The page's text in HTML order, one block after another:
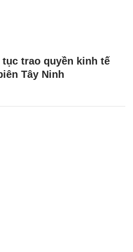
tục trao quyền kinh tế
Tây Ninh